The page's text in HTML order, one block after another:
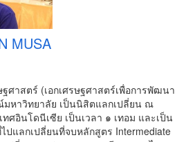
MUSA
ศาสตร์ (เอกเศรษฐศาสตร์เพื่อการพัฒนา
มหาวิทยาลัย เป็นนิสิตแลกเปลี่ยน ณ
ทศอินโดนีเซีย เป็นเวลา ๑ เทอม และเป็น
ปแลกเปลี่ยนที่จบหลักสูตร Intermediate